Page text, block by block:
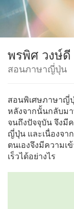
พรพิศ วงษ์ดี
สอนภาษาญี่ปุ่น
สอนพิเศษภาษาญี่
หลังจากนั้นกลับม
จนถึงปัจจุบัน จึงมี
ญี่ปุ่น และเนื่องจา
ตนเองจึงมีความเ
เร็วได้อย่างไร